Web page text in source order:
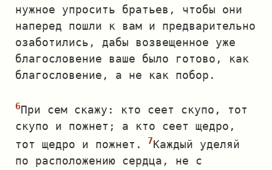
нужное упросить братьев, чтобы они
наперед пошли к вам и предварительно
озаботились, дабы возвещенное уже
благословение ваше было готово, как
благословение, а не как побор.
При сем скажу: кто сеет скупо, тот
скупо и пожнет; а кто сеет щедро,
тот щедро и пожнет.
Каждый уделяй
по расположению сердца, не с